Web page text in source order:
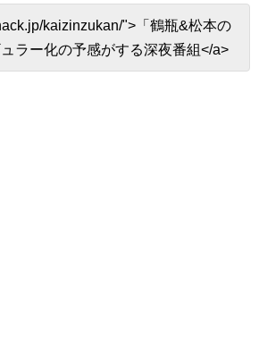
kaizinzukan/">「鶴瓶&松本の
ラー化の予感がする深夜番組</a>